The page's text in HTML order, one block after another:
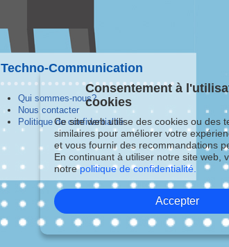
Techno-Communication
Qui sommes-nous?
Nous contacter
Politique de confidentialité
Consentement à
cookies
Ce site web utilise des cookies ou des
similaires pour améliorer votre
et vous fournir des recommandations
En continuant à utiliser notre site web,
notrepolitique de confidentialité.
Accepter